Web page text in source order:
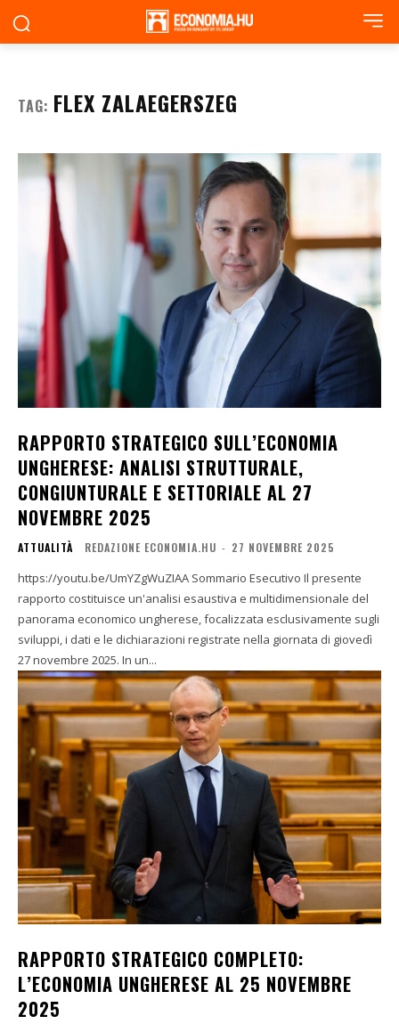
TAG: FLEX ZALAEGERSZEG
RAPPORTO STRATEGICO SULL’ECONOMIA
UNGHERESE: ANALISI STRUTTURALE,
CONGIUNTURALE E SETTORIALE AL 27
NOVEMBRE 2025
ATTUALITÀ REDAZIONE ECONOMIA.HU - 27 NOVEMBRE 2025
https://youtu.be/UmYZgWuZIAA Sommario Esecutivo Il presente
rapporto costituisce un'analisi esaustiva e multidimensionale del
panorama economico ungherese, focalizzata esclusivamente sugli
sviluppi, i dati e le dichiarazioni registrate nella giornata di giovedì
27 novembre 2025. In un...
RAPPORTO STRATEGICO COMPLETO:
L’ECONOMIA UNGHERESE AL 25 NOVEMBRE
2025